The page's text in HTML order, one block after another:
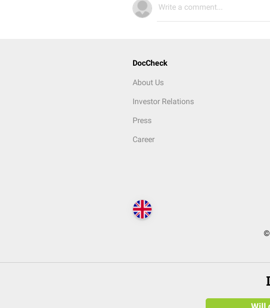
Write a comment...
DocCheck
About Us
Investor Relations
Press
Career
©